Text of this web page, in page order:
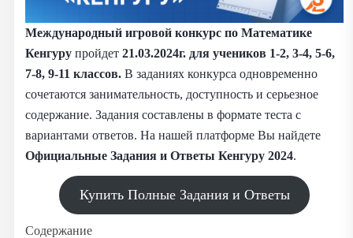
Международный игровой конкурс по Математике
Кенгуру пройдет 21.03.2024г. для учеников 1-2, 3-4, 5-6,
7-8, 9-11 классов. В заданиях конкурса одновременно
сочетаются занимательность, доступность и серьезное
содержание. Задания составлены в формате теста с
вариантами ответов. На нашей платформе Вы найдете
Официальные Задания и Ответы Кенгуру 2024.
Купить Полные Задания и Ответы
Содержание